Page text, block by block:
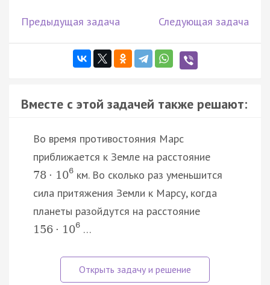
Предыдущая задача Следующая задача
Вместе с этой задачей также решают:
Во время противостояния Марс
приближается к Земле на расстояние
78 · 106км. Во сколько раз уменьшится
сила притяжения Земли к Марсу, когда
планеты разойдутся на расстояние
156 · 106…